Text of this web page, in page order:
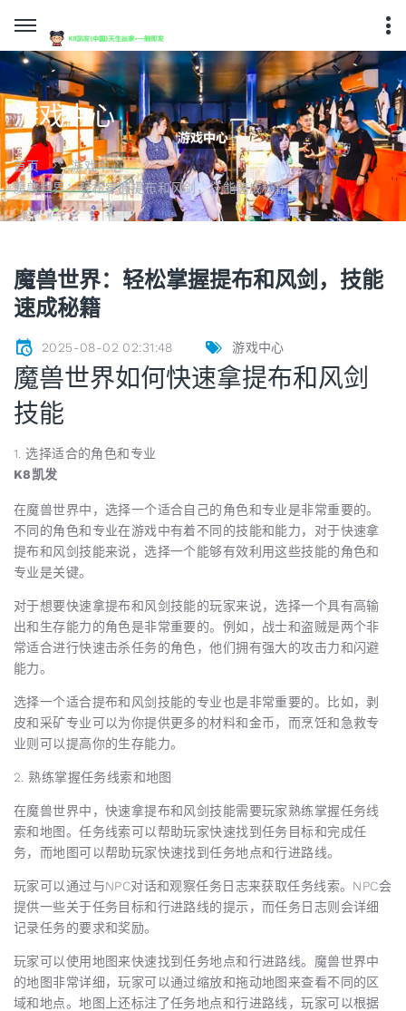
游戏中心
首页
游戏中心
魔兽世界：轻松掌握提布和风剑，技能速成秘籍
魔兽世界：轻松掌握提布和风剑，技能
速成秘籍
2025-08-02 02:31:48 游戏中心
魔兽世界如何快速拿提布和风剑
技能
1. 选择适合的角色和专业
K8凯发
在魔兽世界中，选择一个适合自己的角色和专业是非常重要的。
不同的角色和专业在游戏中有着不同的技能和能力，对于快速拿
提布和风剑技能来说，选择一个能够有效利用这些技能的角色和
专业是关键。
对于想要快速拿提布和风剑技能的玩家来说，选择一个具有高输
出和生存能力的角色是非常重要的。例如，战士和盗贼是两个非
常适合进行快速击杀任务的角色，他们拥有强大的攻击力和闪避
能力。
选择一个适合提布和风剑技能的专业也是非常重要的。比如，剥
皮和采矿专业可以为你提供更多的材料和金币，而烹饪和急救专
业则可以提高你的生存能力。
2. 熟练掌握任务线索和地图
在魔兽世界中，快速拿提布和风剑技能需要玩家熟练掌握任务线
索和地图。任务线索可以帮助玩家快速找到任务目标和完成任
务，而地图可以帮助玩家快速找到任务地点和行进路线。
玩家可以通过与NPC对话和观察任务日志来获取任务线索。NPC会
提供一些关于任务目标和行进路线的提示，而任务日志则会详细
记录任务的要求和奖励。
玩家可以使用地图来快速找到任务地点和行进路线。魔兽世界中
的地图非常详细，玩家可以通过缩放和拖动地图来查看不同的区
域和地点。地图上还标注了任务地点和行进路线，玩家可以根据